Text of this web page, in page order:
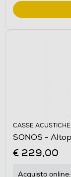
CASSE ACUSTICHE
SONOS -
€ 229,00
Acquisto online: